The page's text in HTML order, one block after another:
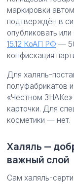
маркировки
подтверждён в
опубликовать
15.12 КоАП РФ —
конфискация
Для халяль-
полуфабрикатов
«Честном
карточки. Для
косметики — нет.
Халяль —
важный слой
Сам халяль-